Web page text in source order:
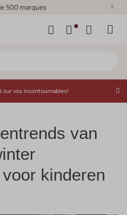
500 marques
sur vos incontournables!
van
kinderen